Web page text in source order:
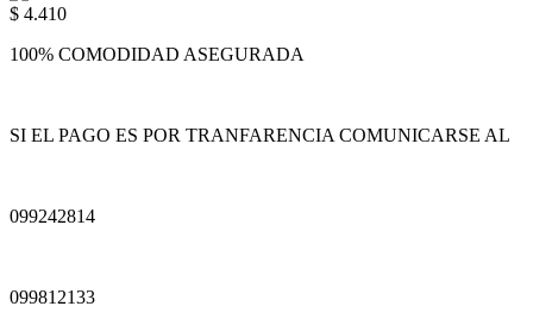
$ 4.410
100% COMODIDAD ASEGURADA
SI EL PAGO ES POR TRANFARENCIA COMUNICARSE AL
099242814
099812133